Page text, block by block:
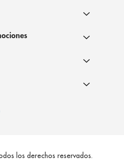
los derechos reservados.